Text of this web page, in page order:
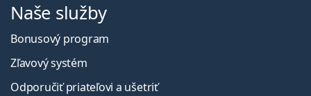
Naše služby
Bonusový program
Zľavový systém
Odporučiť priateľovi a ušetriť